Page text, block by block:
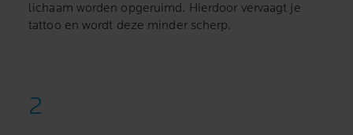
lichaam worden opgeruimd. Hierdoor vervaagt je
tattoo en wordt deze minder scherp.